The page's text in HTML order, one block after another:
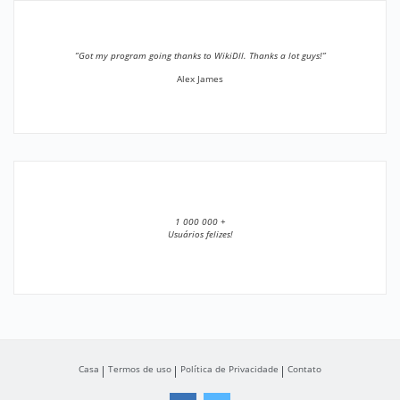
”Got my program going thanks to WikiDll. Thanks a lot guys!”
Alex James
1 000 000 +
Usuários felizes!
Casa Termos de uso Política de Privacidade Contato